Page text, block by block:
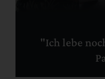
"Ich lebe